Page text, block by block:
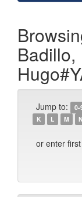
Badillo,
Jump to: 0-
K
L M N
or enter